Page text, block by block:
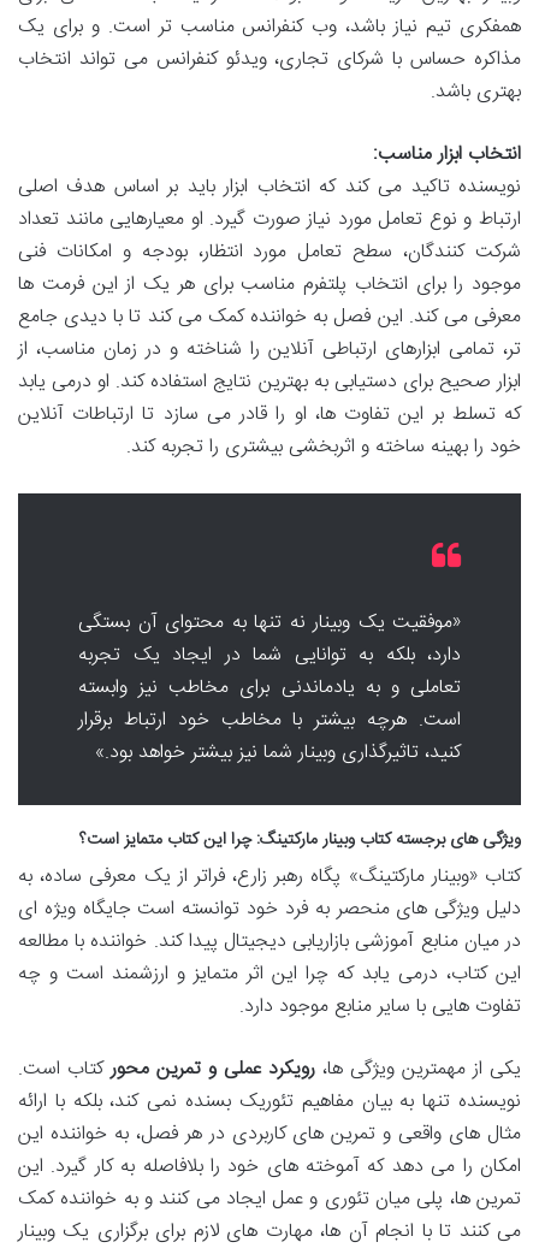
همفکری تیم نیاز باشد، وب کنفرانس مناسب تر است. و برای یک
مذاکره حساس با شرکای تجاری، ویدئو کنفرانس می تواند انتخاب
بهتری باشد.
انتخاب ابزار مناسب:
نویسنده تاکید می کند که انتخاب ابزار باید بر اساس هدف اصلی
ارتباط و نوع تعامل مورد نیاز صورت گیرد. او معیارهایی مانند تعداد
شرکت کنندگان، سطح تعامل مورد انتظار، بودجه و امکانات فنی
موجود را برای انتخاب پلتفرم مناسب برای هر یک از این فرمت ها
معرفی می کند. این فصل به خواننده کمک می کند تا با دیدی جامع
تر، تمامی ابزارهای ارتباطی آنلاین را شناخته و در زمان مناسب، از
ابزار صحیح برای دستیابی به بهترین نتایج استفاده کند. او درمی یابد
که تسلط بر این تفاوت ها، او را قادر می سازد تا ارتباطات آنلاین
خود را بهینه ساخته و اثربخشی بیشتری را تجربه کند.
«موفقیت یک وبینار نه تنها به محتوای آن بستگی
دارد، بلکه به توانایی شما در ایجاد یک تجربه
تعاملی و به یادماندنی برای مخاطب نیز وابسته
است. هرچه بیشتر با مخاطب خود ارتباط برقرار
کنید، تاثیرگذاری وبینار شما نیز بیشتر خواهد بود.»
ویژگی های برجسته کتاب وبینار مارکتینگ: چرا این کتاب متمایز است؟
کتاب «وبینار مارکتینگ» پگاه رهبر زارع، فراتر از یک معرفی ساده، به
دلیل ویژگی های منحصر به فرد خود توانسته است جایگاه ویژه ای
در میان منابع آموزشی بازاریابی دیجیتال پیدا کند. خواننده با مطالعه
این کتاب، درمی یابد که چرا این اثر متمایز و ارزشمند است و چه
تفاوت هایی با سایر منابع موجود دارد.
یکی از مهمترین ویژگی ها، رویکرد عملی و تمرین محورکتاب است.
نویسنده تنها به بیان مفاهیم تئوریک بسنده نمی کند، بلکه با ارائه
مثال های واقعی و تمرین های کاربردی در هر فصل، به خواننده این
امکان را می دهد که آموخته های خود را بلافاصله به کار گیرد. این
تمرین ها، پلی میان تئوری و عمل ایجاد می کنند و به خواننده کمک
می کنند تا با انجام آن ها، مهارت های لازم برای برگزاری یک وبینار